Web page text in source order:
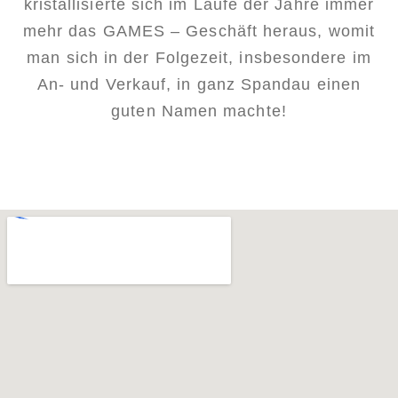
kristallisierte sich im Laufe der Jahre immer
mehr das GAMES – Geschäft heraus, womit
man sich in der Folgezeit, insbesondere im
An- und Verkauf, in ganz Spandau einen
guten Namen machte!